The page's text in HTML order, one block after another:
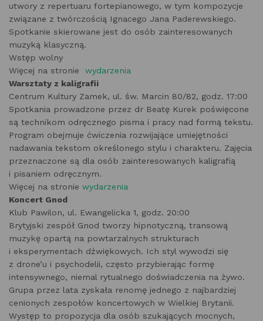
utwory z repertuaru fortepianowego, w tym kompozycje
związane z twórczością Ignacego Jana Paderewskiego.
Spotkanie skierowane jest do osób zainteresowanych
muzyką klasyczną.
Wstęp wolny
Więcej na stronie wydarzenia
Warsztaty z kaligrafii
Centrum Kultury Zamek, ul. św. Marcin 80/82, godz. 17:00
Spotkania prowadzone przez dr Beatę Kurek poświęcone
są technikom odręcznego pisma i pracy nad formą tekstu.
Program obejmuje ćwiczenia rozwijające umiejętności
nadawania tekstom określonego stylu i charakteru. Zajęcia
przeznaczone są dla osób zainteresowanych kaligrafią
i pisaniem odręcznym.
Więcej na stronie wydarzenia
Koncert Gnod
Klub Pawilon, ul. Ewangelicka 1, godz. 20:00
Brytyjski zespół Gnod tworzy hipnotyczną, transową
muzykę opartą na powtarzalnych strukturach
i eksperymentach dźwiękowych. Ich styl wywodzi się
z drone’u i psychodelii, często przybierając formę
intensywnego, niemal rytualnego doświadczenia na żywo.
Grupa przez lata zyskała renomę jednego z najbardziej
cenionych zespołów koncertowych w Wielkiej Brytanii.
Występ to propozycja dla osób szukających mocnych,